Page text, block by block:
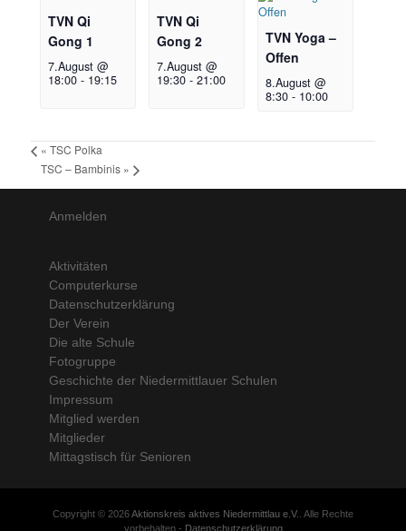
TVN Qi
Gong 1
7.August @
18:00 - 19:15
TVN Qi
Gong 2
7.August @
19:30 -21:00
TVN Yoga –
Offen
8.August @
8:30 - 10:00
« TSC Polka
TSC – Bambinis »
Anmelden
Aktivitäten
Computerkurse
Datenschutzerklärung
Der Verein
Die alte Schule
Fotogruppe
Geschichte der Niedermittlauer Schulen
Impressum
Mitglied werden
Mitglieder
Mittagstisch für Senioren
Copyright © 2026Aktionskreis aktives Niedermittlau e.V. . Alle Rechte
vorbehalten - Datenschutzerklärung